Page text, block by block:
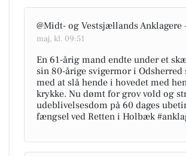
@Midt- og Vestsjællands Anklagere
maj, kl. 09:51
En 61-årig mand endte under et
sin 80-årige svigermor i Odsherred
med at slå hende i hovedet med
krykke. Nu dømt for grov vold og
udeblivelsesdom på 60 dages
fængsel ved Retten i Holbæk